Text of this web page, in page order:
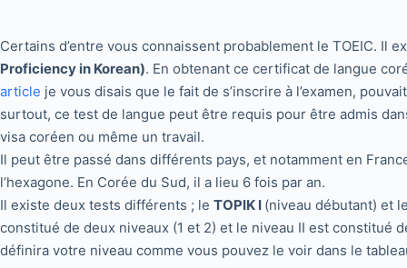
Certains d’entre vous connaissent probablement le TOEIC. Il
Proficiency in Korean). En obtenant ce certificat de langue
article je vous disais que le fait de s’inscrire à l’examen,
surtout, ce test de langue peut être requis pour être admis
visa coréen ou même un travail.
Il peut être passé dans différents pays, et notamment en
l’hexagone. En Corée du Sud, il a lieu 6 fois par an.
Il existe deux tests différents ; le TOPIK I (niveau débutant) et
constitué de deux niveaux (1 et 2) et le niveau II est constitué
définira votre niveau comme vous pouvez le voir dans le